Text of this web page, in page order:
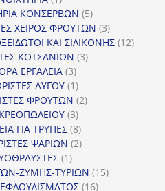
προϊόν
ΚΟΝΣΕΡΒΩΝ 55
προϊόντα
ΧΕΙΡΟΣ ΦΡΟΥΤΩΝ 33
προϊόντα
ΚΑΙ ΣΙΛΙΚΟΝΗΣ 1212
ΚΟΤΣΑΝΙΩΝ 33
ΕΡΓΑΛΕΙΑ 33
προϊόντα
ΑΥΓΟΥ 11
προϊόν
ΦΡΟΥΤΩΝ 22
33
προϊόντα
ΓΙΑ ΤΡΥΠΕΣ 88
προϊόντα
ΨΑΡΙΩΝ 22
11
προϊόν
ΖΥΜΗΣ-ΤΥΡΙΩΝ 1515
1616